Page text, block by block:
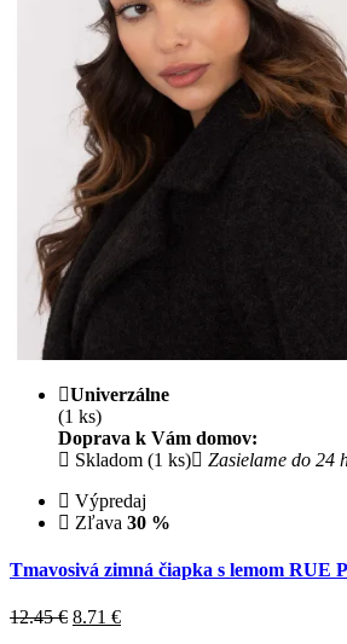
Univerzálne
(1 ks)
Doprava k Vám domov:
Skladom (1 ks)
Zasielame do 24
Výpredaj
Zľava 30 %
Tmavosivá zimná čiapka s lemom RUE
12.45 € 8.71 €